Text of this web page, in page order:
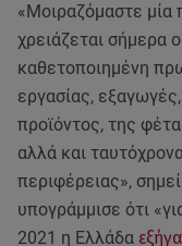
«Μοιραζόμαστε μία
χρειάζεται σήμερα
καθετοποιημένη
εργασίας,
προϊόντος, της
αλλά και
περιφέρειας»,
υπογράμμισε ότι
2021 η Ελλάδα